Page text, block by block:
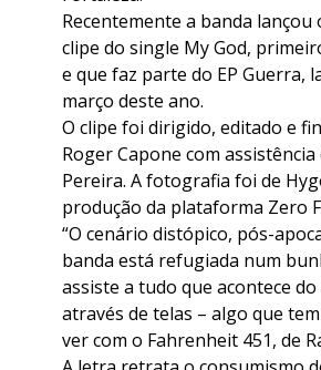
Recentemente a banda
clipe do single My God,
e que faz parte do EP Guerra,
março deste ano.
O clipe foi dirigido, editado e
Roger Capone com assistência
Pereira. A fotografia foi de
produção da plataforma Zero
“O cenário distópico, pós-
banda está refugiada num
assiste a tudo que acontece
através de telas – algo que
ver com o Fahrenheit 451, de